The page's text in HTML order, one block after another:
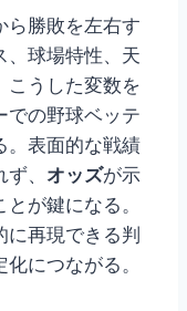
ら勝敗を左右す
、球場特性、天
こうした変数を
での野球ベッテ
。表面的な戦績
、 オッズが示
が鍵になる。
に再現できる判
につながる。